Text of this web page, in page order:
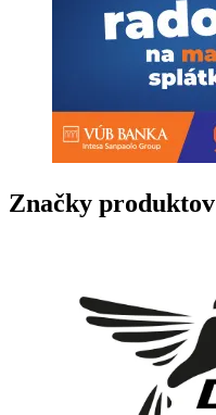
Značky produktov